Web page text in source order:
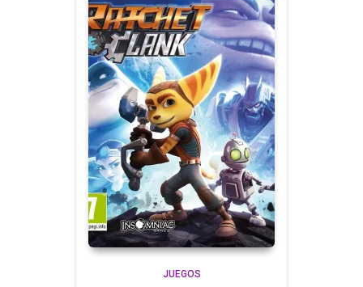
JUEGOS